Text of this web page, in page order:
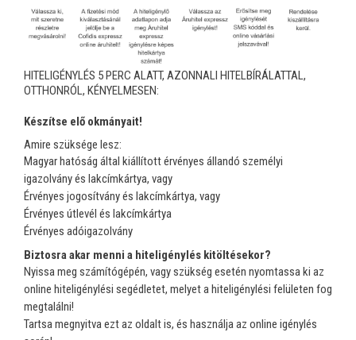
HITELIGÉNYLÉS 5 PERC ALATT, AZONNALI HITELBÍRÁLATTAL,
OTTHONRÓL, KÉNYELMESEN:
Készítse elő okmányait!
Amire szüksége lesz:
Magyar hatóság által kiállított érvényes állandó személyi
igazolvány és lakcímkártya, vagy
Érvényes jogosítvány és lakcímkártya, vagy
Érvényes útlevél és lakcímkártya
Érvényes adóigazolvány
Biztosra akar menni a hiteligénylés kitöltésekor?
Nyissa meg számítógépén, vagy szükség esetén nyomtassa ki az
online hiteligénylési segédletet, melyet a hiteligénylési felületen fog
megtalálni!
Tartsa megnyitva ezt az oldalt is, és használja az online igénylés